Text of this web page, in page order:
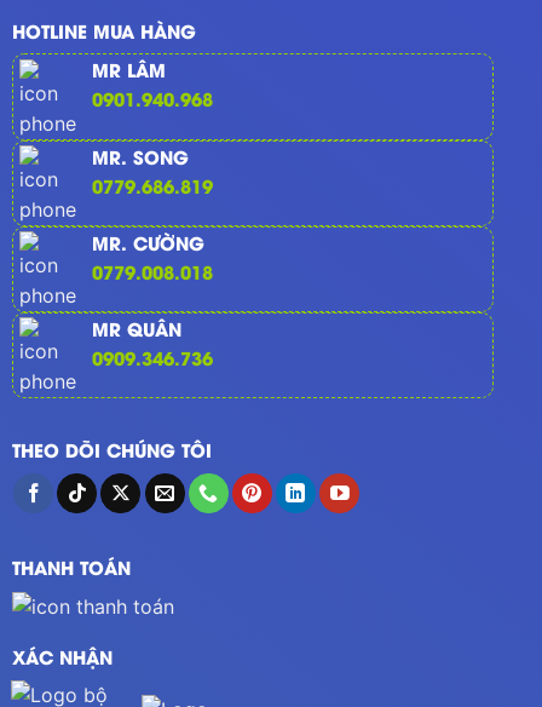
HOTLINE MUA HÀNG
MR LÂM
0901.940.968
MR. SONG
0779.686.819
MR. CƯỜNG
0779.008.018
MR QUÂN
0909.346.736
THEO DÕI CHÚNG TÔI
THANH TOÁN
XÁC NHẬN